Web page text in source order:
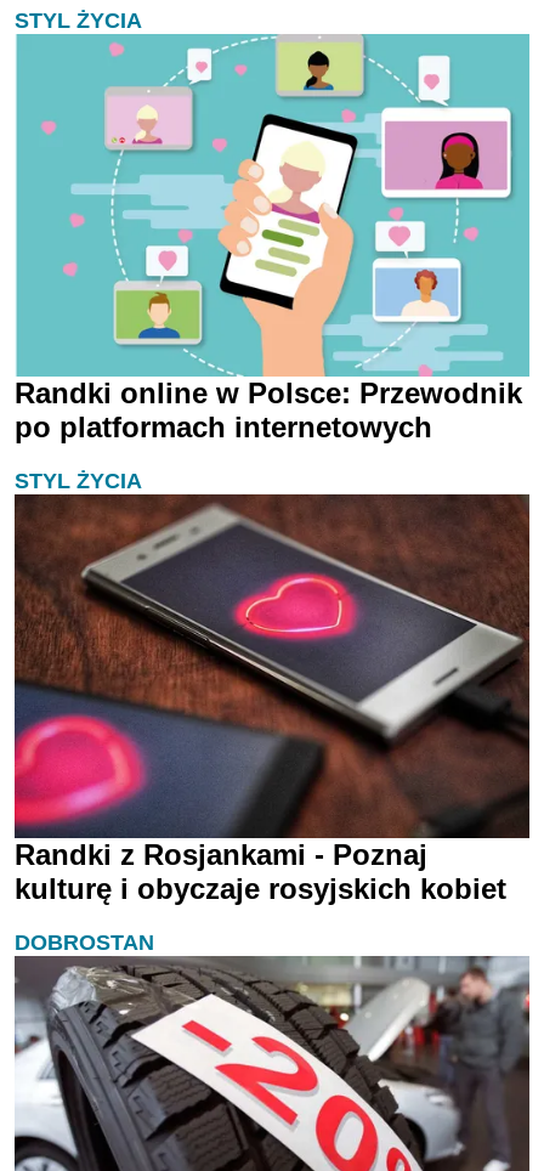
STYL ŻYCIA
Randki online w Polsce: Przewodnik
po platformach internetowych
STYL ŻYCIA
Randki z Rosjankami - Poznaj
kulturę i obyczaje rosyjskich kobiet
DOBROSTAN